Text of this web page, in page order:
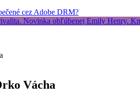
cez Adobe DRM?
Vácha